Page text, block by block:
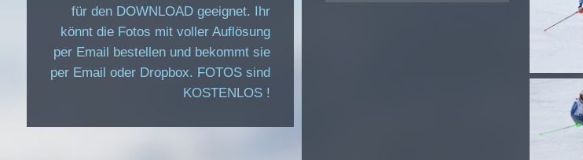
für den DOWNLOAD geeignet. Ihr
könnt die Fotos mit voller Auflösung
per Email bestellen und bekommt sie
per Email oder Dropbox. FOTOS sind
KOSTENLOS !